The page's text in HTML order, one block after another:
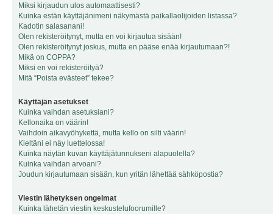
Miksi kirjaudun ulos automaattisesti?
Kuinka estän käyttäjänimeni näkymästä paikallaolijoiden listassa?
Kadotin salasanani!
Olen rekisteröitynyt, mutta en voi kirjautua sisään!
Olen rekisteröitynyt joskus, mutta en pääse enää kirjautumaan?!
Mikä on COPPA?
Miksi en voi rekisteröityä?
Mitä “Poista evästeet” tekee?
Käyttäjän asetukset
Kuinka vaihdan asetuksiani?
Kellonaika on väärin!
Vaihdoin aikavyöhykettä, mutta kello on silti väärin!
Kieltäni ei näy luettelossa!
Kuinka näytän kuvan käyttäjätunnukseni alapuolella?
Kuinka vaihdan arvoani?
Joudun kirjautumaan sisään, kun yritän lähettää sähköpostia?
Viestin lähetyksen ongelmat
Kuinka lähetän viestin keskustelufoorumille?